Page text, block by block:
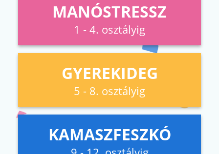
MANÓSTRESSZ
1 - 4. osztályig
GYEREKIDEG
5 - 8. osztályig
KAMASZFESZKÓ